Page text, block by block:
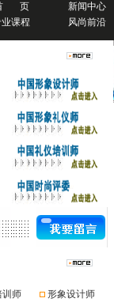
页 新闻中心
课程
风尚前沿
训师
形象设计师